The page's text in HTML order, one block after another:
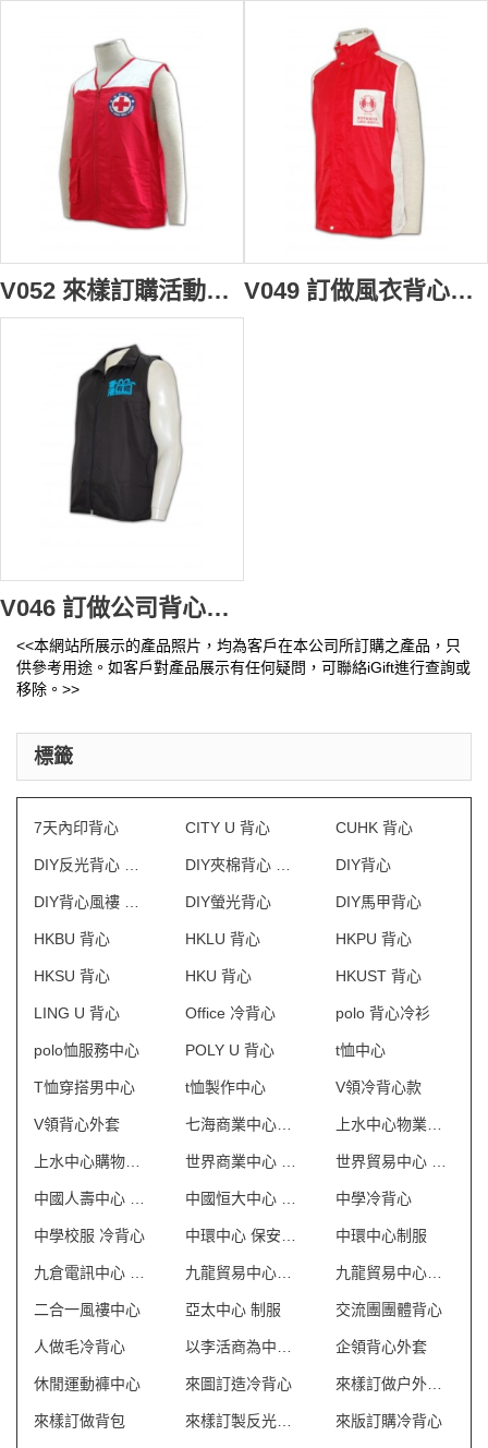
V052 來樣訂購活動背心外套 訂做推廣背心褸 拉鏈背心外套 背心批發商HK V049 訂做風衣背心褸 製推廣背心褸 uniqlo 背心外套 自製背心外套專門店
V046 訂做公司背心褸 訂購開胸背心外套 自訂背心紙樣 背心外套點襯製造商
<<本網站所展示的產品照片，均為客戶在本公司所訂購之產品，只
供參考用途。如客戶對產品展示有任何疑問，可聯絡iGift進行查詢或
移除。>>
標籤
7天內印背心 CITY U 背心 CUHK 背心
DIY背心
DIY螢光背心 DIY馬甲背心
HKBU 背心 HKLU 背心 HKPU 背心
HKSU 背心 HKU 背心 HKUST 背心
LING U 背心 Office 冷背心 polo 背心冷衫
polo恤服務中心 POLY U 背心 t恤中心
T恤穿搭男中心 t恤製作中心 V領冷背心款
V領背心外套 七海商業中心制服
中學冷背心
中學校服 冷背心 中環中心制服
九龍貿易中心一座 保安制服
二合一風褸中心 亞太中心 制服 交流團團體背心
人做毛冷背心 企領背心外套
休閒運動褲中心 來圖訂造冷背心
來樣訂做背包 來樣訂製反光背心 澳門 來版訂購冷背心